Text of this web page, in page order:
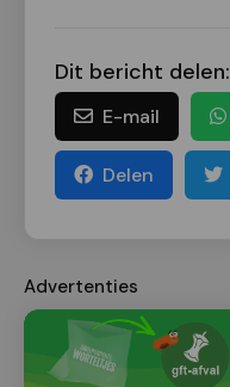
Dit bericht delen:
E-mail
Delen
Advertenties